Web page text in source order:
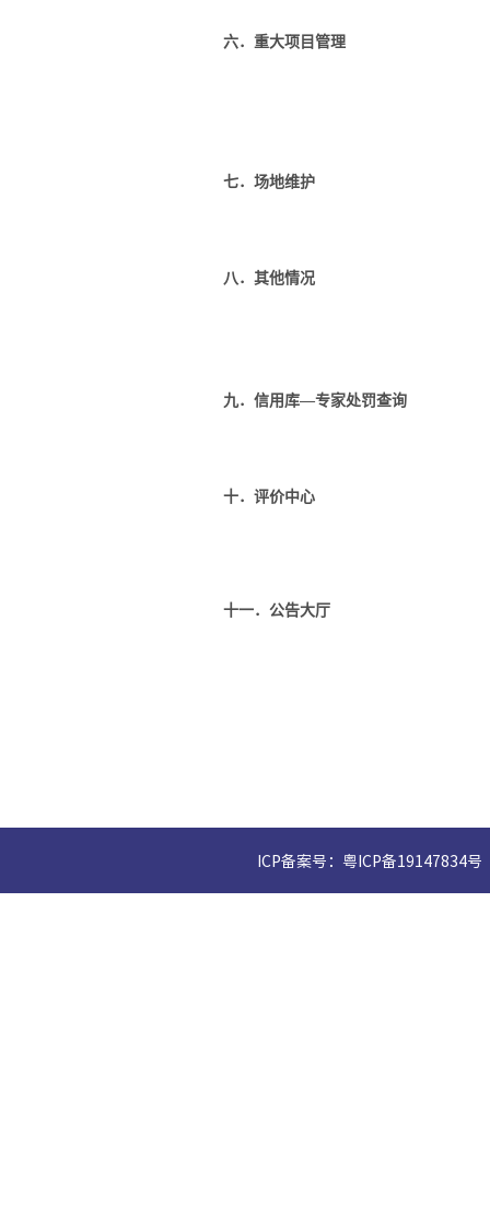
六．重大项目管理
七．场地维护
八．其他情况
九．信用库—专家处罚查询
十．评价中心
十一．公告大厅
ICP备案号：粤ICP备19147834号